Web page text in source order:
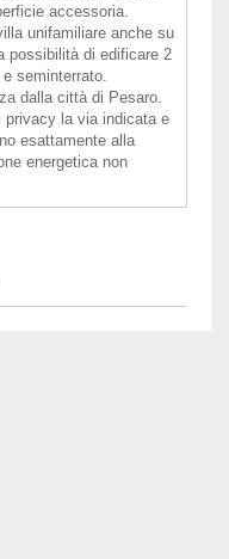
accessoria.
unifamiliare anche su
possibilità di edificare 2
seminterrato.
dalla città di Pesaro.
privacy la via indicata e
esattamente alla
energetica non